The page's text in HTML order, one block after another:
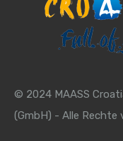
© 2024 MAASS
(GmbH) - Alle Rechte